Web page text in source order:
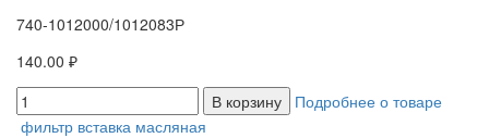
740-1012000/1012083Р
140.00 ₽
В корзину
Подробнее о товаре
фильтр вставка масляная